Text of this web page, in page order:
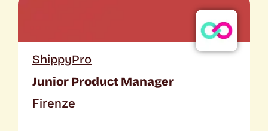
ShippyPro
Junior Product Manager
Firenze